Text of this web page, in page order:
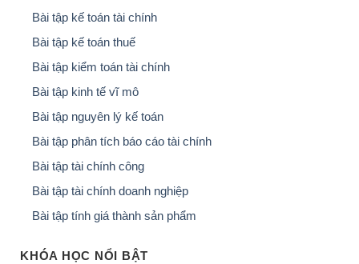
Bài tập kế toán tài chính
Bài tập kế toán thuế
Bài tập kiểm toán tài chính
Bài tập kinh tế vĩ mô
Bài tập nguyên lý kế toán
Bài tập phân tích báo cáo tài chính
Bài tập tài chính công
Bài tập tài chính doanh nghiệp
Bài tập tính giá thành sản phẩm
KHÓA HỌC NỔI BẬT